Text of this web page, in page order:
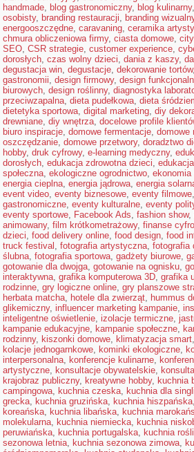
handmade, blog gastronomiczny, blog kulinarny,
osobisty, branding restauracji, branding
energooszczędne, caravaning, ceramika
chmura obliczeniowa firmy, ciasta domowe,
SEO, CSR strategie, customer experience,
dorosłych, czas wolny dzieci, dania z kaszy,
degustacja win, degustacje, dekorowanie tortów,
gastronomii, design firmowy, design
biurowych, design roślinny, diagnostyka
przeciwzapalna, dieta pudełkowa, dieta
dietetyka sportowa, digital marketing, diy
drewniane, diy wnętrza, docelowe profile
biuro inspiracje, domowe fermentacje, domowe
oszczędzanie, domowe przetwory, doradztwo
hobby, druk cyfrowy, e-learning medyczny,
dorosłych, edukacja zdrowotna dzieci,
społeczna, ekologiczne ogrodnictwo, ekonomia
energia cieplna, energia jądrowa, energia
event video, eventy biznesowe, eventy filmowe,
gastronomiczne, eventy kulturalne, eventy
eventy sportowe, Facebook Ads, fashion show,
animowany, film krótkometrażowy, finanse
dzieci, food delivery online, food design, food
truck festival , fotografia artystyczna, fotografia
ślubna, fotografia sportowa, gadżety biurowe,
gotowanie dla dwojga, gotowanie na ognisku,
interaktywna, grafika komputerowa 3D, grafika
rodzinne, gry logiczne online, gry planszowe
herbata matcha, hotele dla zwierząt, hummus
glikemiczny, influencer marketing kampanie,
inteligentne oświetlenie, izolacje termiczne,
kampanie edukacyjne, kampanie społeczne,
rodzinny, kiszonki domowe, klimatyzacja smart,
kolacje jednogarnkowe, kominki ekologiczne,
interpersonalna, konferencje kulinarne,
artystyczne, konsultacje obywatelskie,
krajobraz publiczny, kreatywne hobby, kuchnia
campingowa, kuchnia czeska, kuchnia dla singli
grecka, kuchnia gruzińska, kuchnia hiszpańska,
koreańska, kuchnia libańska, kuchnia
molekularna, kuchnia niemiecka, kuchnia
peruwiańska, kuchnia portugalska, kuchnia
sezonowa letnia, kuchnia sezonowa zimowa,